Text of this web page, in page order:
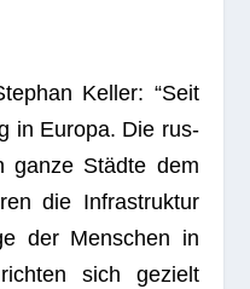
Kel­ler: “Seit
in Europa. Die rus­
ganze Städte dem
die Infra­struk­tur
der Men­schen in
sich gezielt